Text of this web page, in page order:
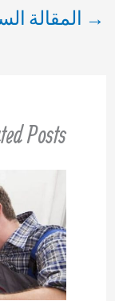
→ المقالة
Posts